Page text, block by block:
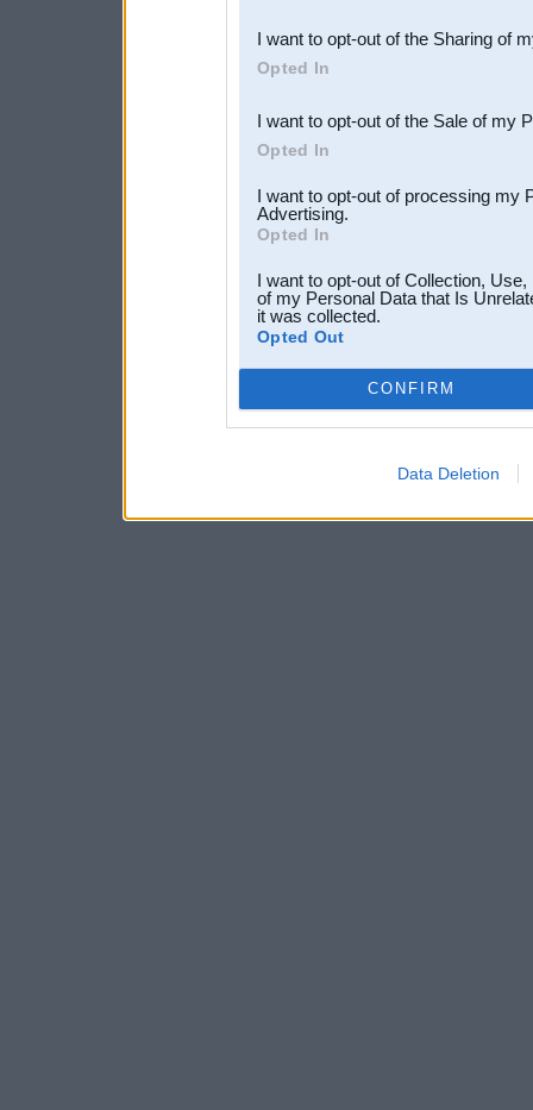
Downstream Participants
third parties.
I want to opt-out of the Sharing of
Opted In
I want to opt-out of the Sale of my
Opted In
I want to opt-out of processing my
Advertising.
Opted In
I want to opt-out of Collection,
of my Personal Data that Is
it was collected.
Opted Out
CONFIRM
Data Deletion